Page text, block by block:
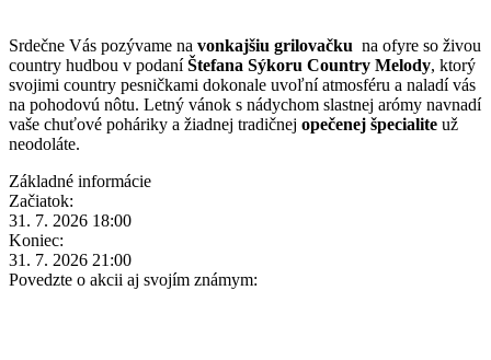
Srdečne Vás pozývame na vonkajšiu grilovačku na ofyre so živou
country hudbou v podaníŠtefana Sýkoru Country Melody, ktorý
svojimi country pesničkami dokonale uvoľní atmosféru a naladí vás
na pohodovú nôtu. Letný vánok s nádychom slastnej arómy navnadí
vaše chuťové poháriky a žiadnej tradičnej opečenej špecialite už
neodoláte.
Základné informácie
Začiatok:
31. 7. 2026 18:00
Koniec:
31. 7. 2026 21:00
Povedzte o akcii aj svojím známym: